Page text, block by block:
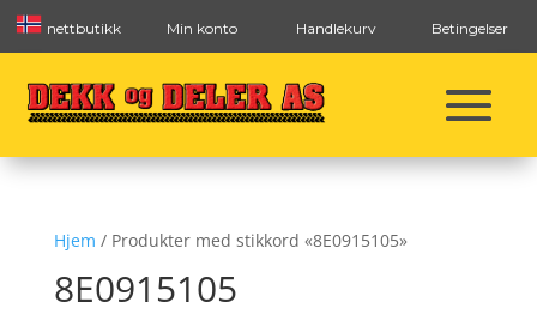
nettbutikk Min konto Handlekurv Betingelser
Hjem / Produkter med stikkord «8E0915105»
8E0915105